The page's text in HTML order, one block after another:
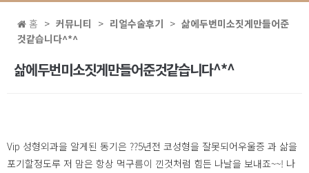
홈 커뮤니티 리얼수술후기
삶에두번미소짓게만들어준
것같습니다^*^
삶에두번미소짓게만들어준것같습니다^*^
Vip 성형외과을 알게된 동기은 ??5년전 코성형을 잘못되어우울증 과 삶을
포기할정도루 저 맘은 항상 먹구름이 낀것처럼 힘든 나날을 보내죠~~! 나